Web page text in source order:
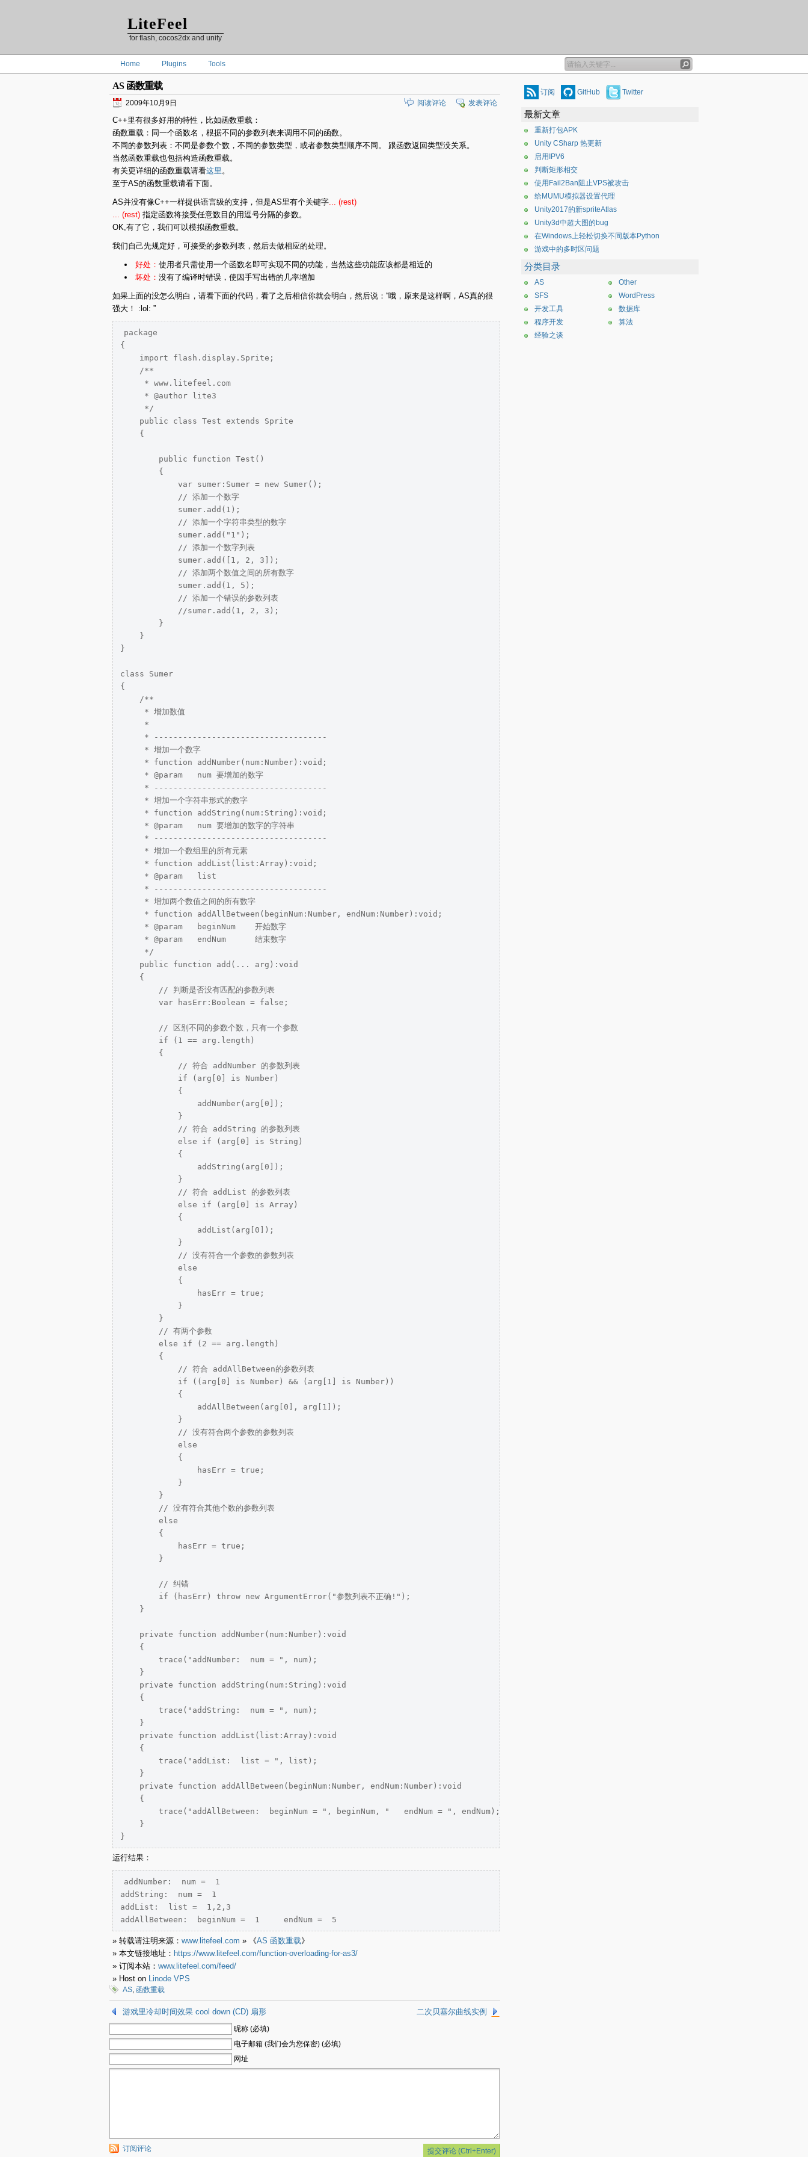
LiteFeel
for flash, cocos2dx and unity
Home Plugins Tools
AS 函数重载
2009年10月9日 发表评论
阅读评论
C++里有很多好用的特性，比如函数重载：
函数重载：同一个函数名，根据不同的参数列表来调用不同的函数。
不同的参数列表：不同是参数个数，不同的参数类型，或者参数类型顺序不同。 跟函数返回类型没关系。
当然函数重载也包括构造函数重载。
有关更详细的函数重载请看这里。
至于AS的函数重载请看下面。
AS并没有像C++一样提供语言级的支持，但是AS里有个关键字... (rest)
... (rest) 指定函数将接受任意数目的用逗号分隔的参数。
OK,有了它，我们可以模拟函数重载。
我们自己先规定好，可接受的参数列表，然后去做相应的处理。
好处 ： 使用者只需使用一个函数名即可实现不同的功能，当然这些功能应该都是相近的
坏处： 没有了编译时错误，使因手写出错的几率增加
如果上面的没怎么明白，请看下面的代码，看了之后相信你就会明白，然后说：“哦，原来是这样啊，AS真的很
强大！ :lol: ”
package
{
    import flash.display.Sprite;
    /**
     * www.litefeel.com
     * @author lite3
     */
    public class Test extends Sprite
    {
        public function Test()
        {
            var sumer:Sumer = new Sumer();
            // 添加一个数字
            sumer.add(1);
            // 添加一个字符串类型的数字
            sumer.add("1");
            // 添加一个数字列表
            sumer.add([1, 2, 3]);
            // 添加两个数值之间的所有数字
            sumer.add(1, 5);
            // 添加一个错误的参数列表
            //sumer.add(1, 2, 3);
        }
    }
}
class Sumer
{
    /**
     * 增加数值
     *
     * ------------------------------------
     * 增加一个数字
     * function addNumber(num:Number):void;
     * @param   num 要增加的数字
     * ------------------------------------
     * 增加一个字符串形式的数字
     * function addString(num:String):void;
     * @param   num 要增加的数字的字符串
     * ------------------------------------
     * 增加一个数组里的所有元素
     * function addList(list:Array):void;
     * @param   list
     * ------------------------------------
     * 增加两个数值之间的所有数字
     * function addAllBetween(beginNum:Number, endNum:Number):void;
     * @param   beginNum    开始数字
     * @param   endNum      结束数字
     */
    public function add(... arg):void
    {
        // 判断是否没有匹配的参数列表
        var hasErr:Boolean = false;
        // 区别不同的参数个数，只有一个参数
        if (1 == arg.length)
        {
            // 符合 addNumber 的参数列表
            if (arg[0] is Number)
            {
                addNumber(arg[0]);
            }
            // 符合 addString 的参数列表
            else if (arg[0] is String)
            {
                addString(arg[0]);
            }
            // 符合 addList 的参数列表
            else if (arg[0] is Array)
            {
                addList(arg[0]);
            }
            // 没有符合一个参数的参数列表
            else
            {
                hasErr = true;
            }
        }
        // 有两个参数
        else if (2 == arg.length)
        {
            // 符合 addAllBetween的参数列表
            if ((arg[0] is Number) && (arg[1] is Number))
            {
                addAllBetween(arg[0], arg[1]);
            }
            // 没有符合两个参数的参数列表
            else
            {
                hasErr = true;
            }
        }
        // 没有符合其他个数的参数列表
        else
        {
            hasErr = true;
        }
        // 纠错
        if (hasErr) throw new ArgumentError("参数列表不正确!");
    }
    private function addNumber(num:Number):void
    {
        trace("addNumber:  num = ", num);
    }
    private function addString(num:String):void
    {
        trace("addString:  num = ", num);
    }
    private function addList(list:Array):void
    {
        trace("addList:  list = ", list);
    }
    private function addAllBetween(beginNum:Number, endNum:Number):void
    {
        trace("addAllBetween:  beginNum = ", beginNum, "   endNum = ", endNum);
    }
运行结果：
addNumber:  num =  1
addString:  num =  1
addList:  list =  1,2,3
» 转载请注明来源： www.litefeel.com » 《AS 函数重载》
» 本文链接地址： https://www.litefeel.com/function-overloading-for-as3/
» 订阅本站： www.litefeel.com/feed/
» Host on Linode VPS
AS, 函数重载
游戏里冷却时间效果 cool down (CD) 扇形 二次贝塞尔曲线实例
昵称 (必填)
电子邮箱 (我们会为您保密) (必填)
网址
订阅评论
订阅 GitHub Twitter
最新文章
重新打包APK
Unity CSharp 热更新
启用IPV6
判断矩形相交
使用Fail2Ban阻止VPS被攻击
给MUMU模拟器设置代理
Unity2017的新spriteAtlas
Unity3d中超大图的bug
在Windows上轻松切换不同版本Python
游戏中的多时区问题
分类目录
AS
Other
SFS
WordPress
开发工具
数据库
程序开发
算法
经验之谈